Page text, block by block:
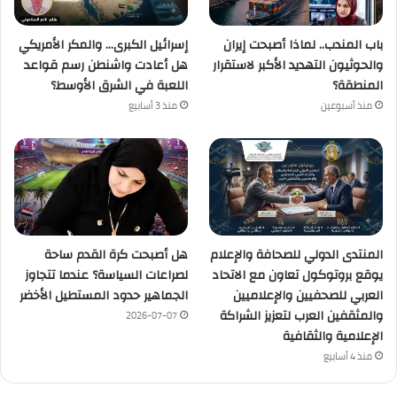
باب المندب.. لماذا أصبحت إيران
والحوثيون التهديد الأكبر لاستقرار
المنطقة؟
منذ أسبوعين
إسرائيل الكبرى… والمكر الأمريكي
هل أعادت واشنطن رسم قواعد
اللعبة في الشرق الأوسط؟
منذ 3 أسابيع
المنتدى الدولي للصحافة والإعلام
يوقع بروتوكول تعاون مع الاتحاد
العربي للصحفيين والإعلاميين
والمثقفين العرب لتعزيز الشراكة
الإعلامية والثقافية
منذ 4 أسابيع
هل أصبحت كرة القدم ساحة
لصراعات السياسة؟ عندما تتجاوز
الجماهير حدود المستطيل الأخضر
2026-07-07